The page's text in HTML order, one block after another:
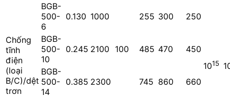
Chống
tĩnh
điện
(loại
B/C)/dệt
trơn
BGB-
500-
6
0.130 1000
100
255 300 250
1015
BGB-
500-
10
0.245 2100 485 470 450
BGB-
500-
14
0.385 2300 745 860 660